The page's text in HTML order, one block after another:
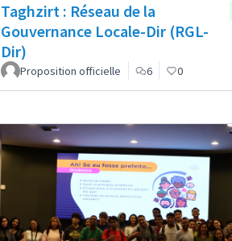
Taghzirt : Réseau de la
Gouvernance Locale-Dir (RGL-
Dir)
Proposition officielle 6 0